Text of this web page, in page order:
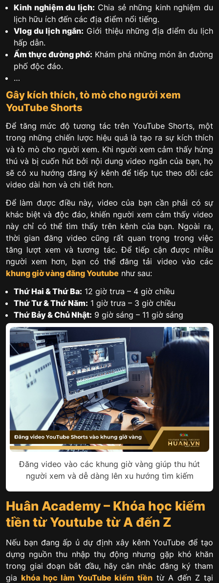
Kinh nghiệm du lịch: Chia sẻ những kinh nghiệm du
lịch hữu ích đến các địa điểm nổi tiếng.
Vlog du lịch ngắn: Giới thiệu những địa điểm du lịch
hấp dẫn.
Ẩm thực đường phố: Khám phá những món ăn đường
phố độc đáo.
…
Gây kích thích, tò mò cho người xem
YouTube Shorts
Để tăng mức độ tương tác trên YouTube Shorts, một
trong những chiến lược hiệu quả là tạo ra sự kích thích
và tò mò cho người xem. Khi người xem cảm thấy hứng
thú và bị cuốn hút bởi nội dung video ngắn của bạn, họ
sẽ có xu hướng đăng ký kênh để tiếp tục theo dõi các
video dài hơn và chi tiết hơn.
Để làm được điều này, video của bạn cần phải có sự
khác biệt và độc đáo, khiến người xem cảm thấy video
này chỉ có thể tìm thấy trên kênh của bạn. Ngoài ra,
thời gian đăng video cũng rất quan trọng trong việc
tăng lượt xem và tương tác. Để tiếp cận được nhiều
người xem hơn, bạn có thể đăng tải video vào các
khung giờ vàng đăng Youtube như sau:
Thứ Hai & Thứ Ba: 12 giờ trưa – 4 giờ chiều
Thứ Tư & Thứ Năm: 1 giờ trưa – 3 giờ chiều
Thứ Bảy & Chủ Nhật: 9 giờ sáng – 11 giờ sáng
Đăng video vào các khung giờ vàng giúp thu hút
người xem và dễ dàng lên xu hướng tìm kiếm
Huân Academy – Khóa học kiếm
tiền từ Youtube từ A đến Z
Nếu bạn đang ấp ủ dự định xây kênh YouTube để tạo
dựng nguồn thu nhập thụ động nhưng gặp khó khăn
trong giai đoạn bắt đầu, hãy cân nhắc đăng ký tham
giakhóa học làm YouTube kiếm tiềntừ A đến Z tại